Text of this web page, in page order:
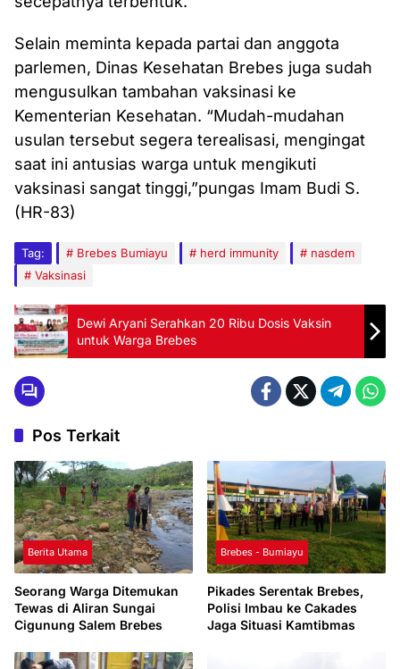
Selain meminta kepada partai dan anggota
parlemen, Dinas Kesehatan Brebes juga sudah
mengusulkan tambahan vaksinasi ke
Kementerian Kesehatan. “Mudah-mudahan
usulan tersebut segera terealisasi, mengingat
saat ini antusias warga untuk mengikuti
vaksinasi sangat tinggi,”pungas Imam Budi S.
(HR-83)
Tag: Brebes Bumiayu herd immunity
nasdem
Vaksinasi
Dewi Aryani Serahkan 20 Ribu Dosis Vaksin
untuk Warga Brebes
Pos Terkait
Berita Utama
Seorang Warga Ditemukan
Tewas di Aliran Sungai
Cigunung Salem Brebes
Brebes - Bumiayu
Pikades Serentak Brebes,
Polisi Imbau ke Cakades
Jaga Situasi Kamtibmas